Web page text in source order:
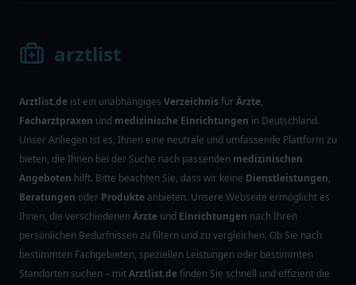
arztlist
Arztlist.de ist ein unabhängiges VerzeichnisfürÄrzte,
Facharztpraxen und medizinische Einrichtungen in Deutschland.
Unser Anliegen ist es, Ihnen eine neutrale und umfassende Plattform zu
bieten, die Ihnen bei der Suche nach passenden medizinischen
Angeboten hilft. Bitte beachten Sie, dass wir keine Dienstleistungen,
Beratungen oder Produkte anbieten. Unsere Webseite ermöglicht es
Ihnen, die verschiedenenÄrzte und Einrichtungen nach Ihren
persönlichen Bedürfnissen zu filtern und zu vergleichen. Ob Sie nach
bestimmten Fachgebieten, speziellen Leistungen oder bestimmten
Standorten suchen – mitArztlist.definden Sie schnell und effizient die